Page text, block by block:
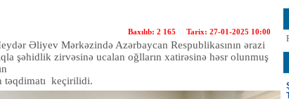
Baxılıb: 2 165 Tarix: 27-01-2025 10:00
Əliyev Mərkəzində Azərbaycan Respublikasının ərazi
şəhidlik zirvəsinə ucalan oğlların xatirəsinə həsr olunmuş
keçirilidi.